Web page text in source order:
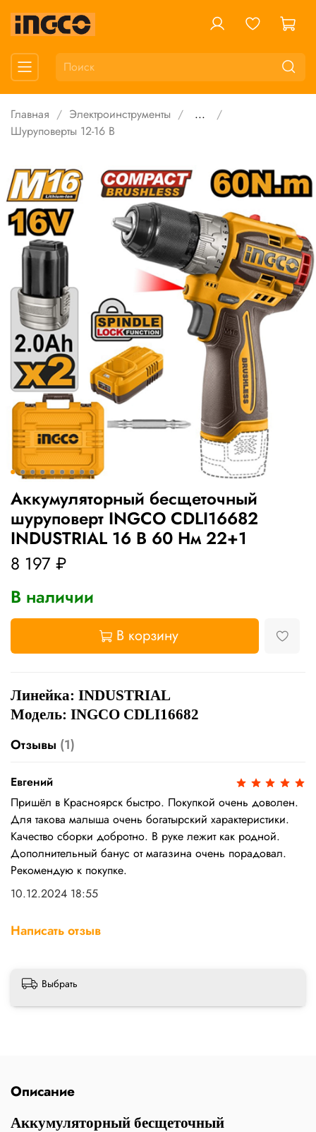
Главная Электроинструменты
...
Шуруповерты 12-16 В
Аккумуляторный бесщеточный
шуруповерт INGCO CDLI16682
INDUSTRIAL 16 В 60 Нм 22+1
8 197 ₽
В наличии
В корзину
Линейка: INDUSTRIAL
Модель: INGCO CDLI16682
Отзывы (1)
Евгений
Пришёл в Красноярск быстро. Покупкой очень доволен.
Для такова малыша очень богатырский характеристики.
Качество сборки добротно. В руке лежит как родной.
Дополнительный банус от магазина очень порадовал.
Рекомендую к покупке.
10.12.2024 18:55
Написать отзыв
Выбрать
Описание
Аккумуляторный бесщеточный